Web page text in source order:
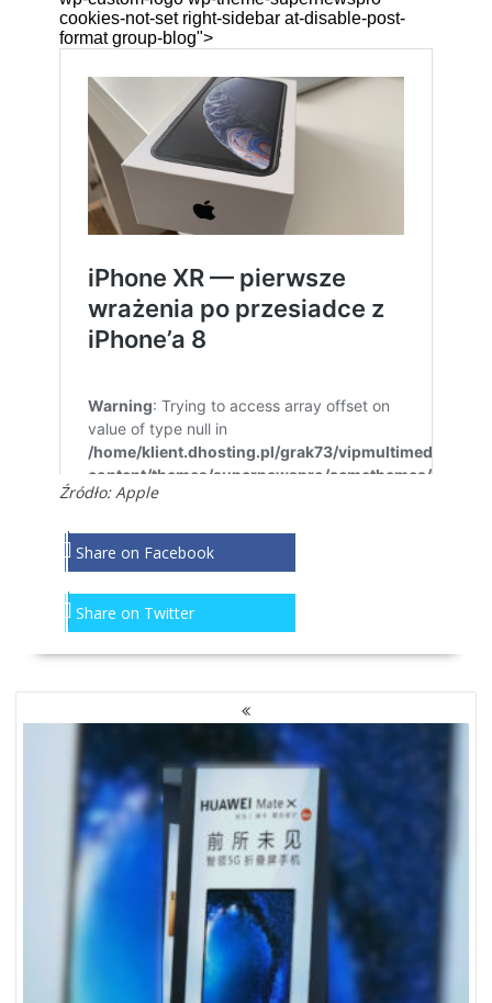
Źródło: Apple
Share on Facebook
Share on Twitter
NAWIGACJA
PO
WPISACH